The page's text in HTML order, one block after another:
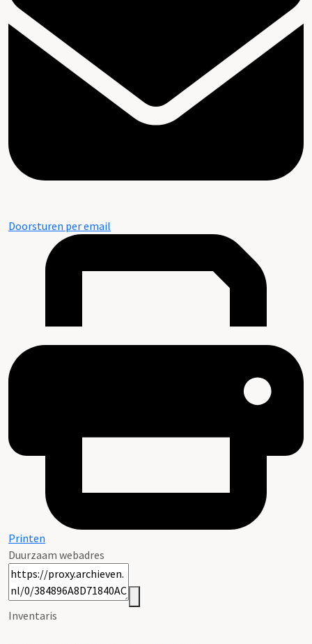
Doorsturen per email
Printen
Duurzaam webadres
Inventaris